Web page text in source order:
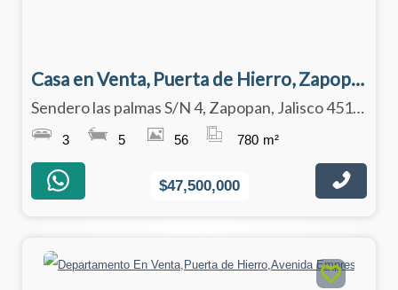
Casa en Venta, Puerta de Hierro, Zapopan.
Sendero las palmas S/N 4, Zapopan, Jalisco 45116
3 5 56 780 m²
$47,500,000